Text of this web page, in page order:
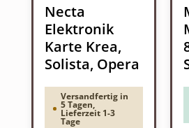
Necta
Elektronik
Karte Krea,
Solista, Opera
Versandfertig in
5 Tagen,
Lieferzeit 1-3
Tage